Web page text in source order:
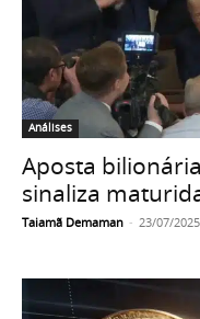
Análises
Aposta
sinaliza
Taiamã Demaman - 23/07/